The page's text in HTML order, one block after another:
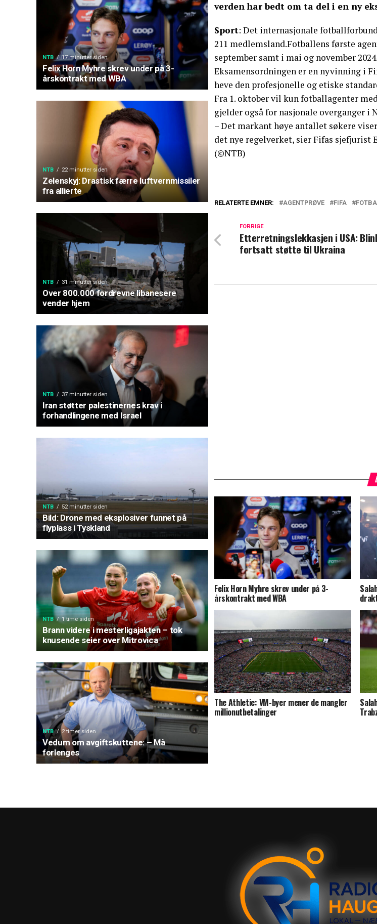
NTB 17 minutter siden
Felix Horn Myhre skrev under på 3-
årskontrakt med WBA
NTB 22 minutter siden
Zelenskyj: Drastisk færre luftvernmissiler
fra allierte
NTB 31 minutter siden
Over 800.000 fordrevne libanesere
vender hjem
NTB 37 minutter siden
Iran støtter palestinernes krav i
forhandlingene med Israel
NTB 52 minutter siden
Bild: Drone med eksplosiver funnet på
flyplass i Tyskland
NTB 1 time siden
Brann videre i mesterligajakten – tok
knusende seier over Mitrovica
NTB 2 timer siden
Vedum om avgiftskuttene: – Må
forlenges
verden har bedt om ta del i en ny
Sport: Det internasjonale
211 medlemsland.Fotballens første
september samt i mai og november 2024.
Eksamensordningen er en nyvinning i
heve den profesjonelle og etiske
Fra 1. oktober vil kun fotballagenter
gjelder også for nasjonale overganger i
– Det markant høye antallet søkere
det nye regelverket, sier Fifas sjefjurist
(©NTB)
RELATERTE EMNER: AGENTPRØVE FIFA
FORRIGE
Etterretningslekkasjen i USA:
fortsatt støtte til Ukraina
Felix Horn Myhre skrev under på 3-
årskontrakt med WBA
The Athletic: VM-byer mener de mangler
millionutbetalinger